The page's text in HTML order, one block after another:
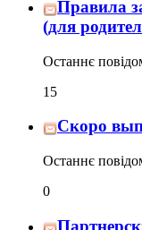
Правила
(для
Останнє
15
Скоро
Останнє
0